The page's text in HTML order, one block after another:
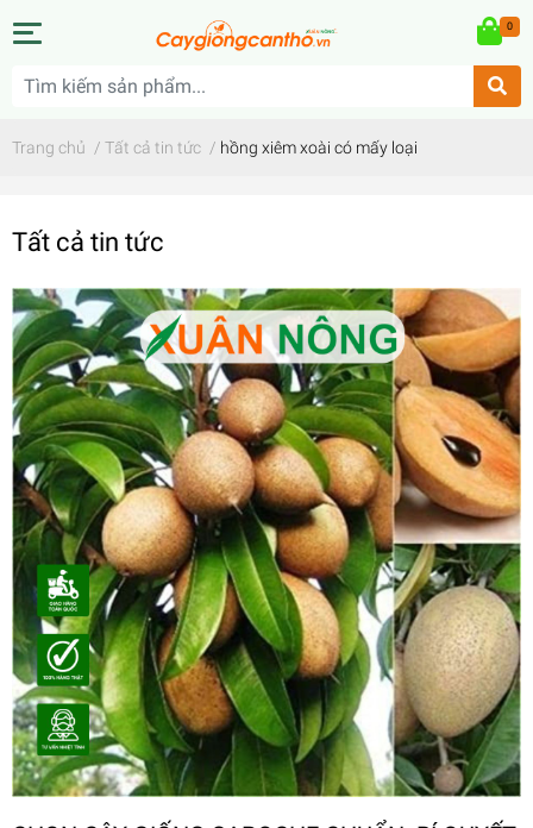
0
Trang chủ / Tất cả tin tức / hồng xiêm xoài có mấy loại
Tất cả tin tức